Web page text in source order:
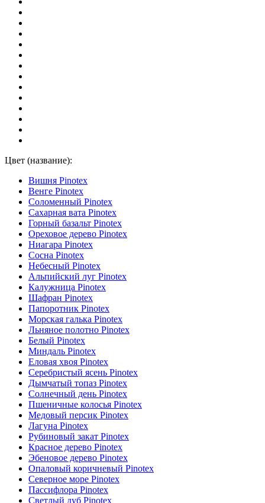
Цвет (название):
Вишня Pinotex
Венге Pinotex
Соломенный Pinotex
Сахарная вата Pinotex
Горный базальт Pinotex
Ореховое дерево Pinotex
Ниагара Pinotex
Сосна Pinotex
Небесный Pinotex
Альпийский луг Pinotex
Калужница Pinotex
Шафран Pinotex
Папоротник Pinotex
Морская галька Pinotex
Льняное полотно Pinotex
Белый Pinotex
Миндаль Pinotex
Еловая хвоя Pinotex
Серебристый ясень Pinotex
Дымчатый топаз Pinotex
Солнечный день Pinotex
Пшеничные колосья Pinotex
Медовый персик Pinotex
Лагуна Pinotex
Рубиновый закат Pinotex
Красное дерево Pinotex
Эбеновое дерево Pinotex
Опаловый коричневый Pinotex
Северное море Pinotex
Пассифлора Pinotex
Светлый дуб Pinotex